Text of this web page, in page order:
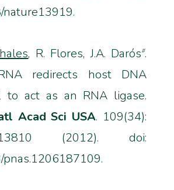
nature13919.
, R. Flores, J.A. Darós#.
redirects host DNA
to act as an RNA ligase.
Acad Sci USA. 109(34):
13810 (2012). doi:
pnas.1206187109.